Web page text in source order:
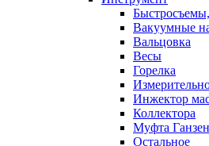
Вакуумные
Вальцовка
Весы
Горелка
Инжектор
Коллектора
Муфта
Остальное